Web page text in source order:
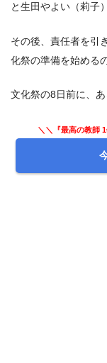
と生田やよい（莉子
その後、責任者を引
化祭の準備を始める
文化祭の8日前に、あ
＼＼『最高の教師